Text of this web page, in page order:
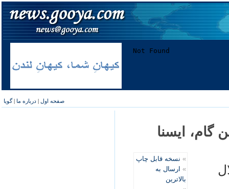
صفحه اول | درباره ما |گویا
گام، ایسنا
» نسخه قابل چاپ
» ارسال به
بالاترین